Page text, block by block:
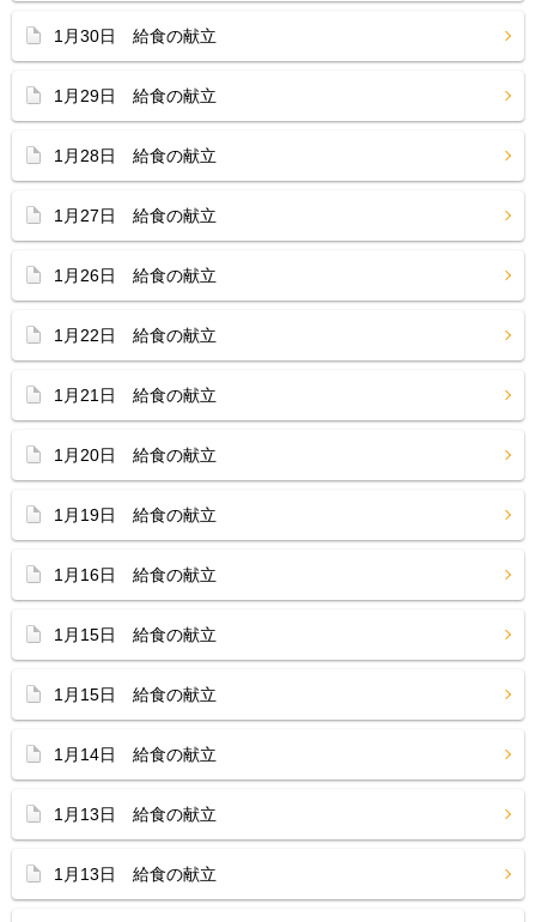
1月30日 給食の献立
1月29日 給食の献立
1月28日 給食の献立
1月27日 給食の献立
1月26日 給食の献立
1月22日 給食の献立
1月21日 給食の献立
1月20日 給食の献立
1月19日 給食の献立
1月16日 給食の献立
1月15日 給食の献立
1月15日 給食の献立
1月14日 給食の献立
1月13日 給食の献立
1月13日 給食の献立